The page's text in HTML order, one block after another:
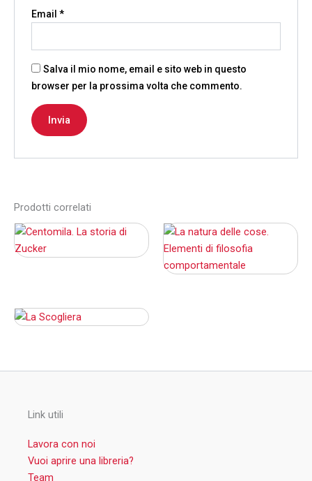
Email*
Salva il mio nome, email e sito web in questo
browser per la prossima volta che commento.
Prodotti correlati
Link utili
Lavora con noi
Vuoi aprire una libreria?
Team